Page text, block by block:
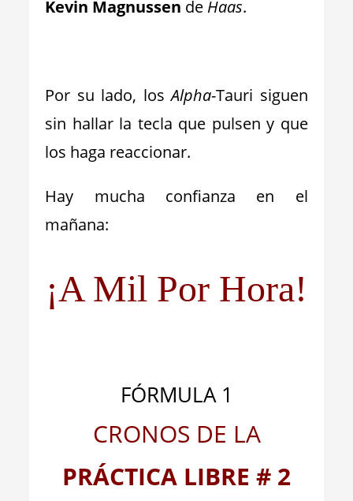
Kevin Magnussen de Haas.
Por su lado, losAlpha-Tauri siguen
sin hallar la tecla que pulsen y que
los haga reaccionar.
Hay mucha confianza en el
mañana:
¡A Mil Por Hora!
FÓRMULA 1
CRONOS DE LA
PRÁCTICA LIBRE # 2